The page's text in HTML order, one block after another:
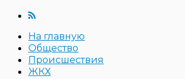
На главную
Общество
Происшествия
ЖКХ